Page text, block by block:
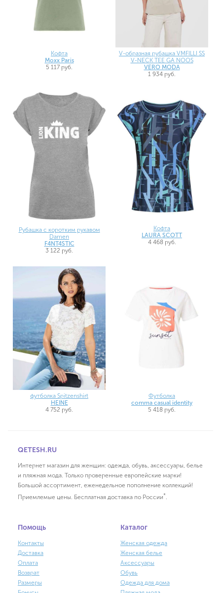
Кофта
Moxx Paris
5 117 руб.
V-образная рубашка VMFILLI SS
V-NECK TEE GA NOOS
VERO MODA
1 934 руб.
Рубашка с коротким рукавом
Damen
F4NT4STIC
3 122 руб.
Кофта
LAURA SCOTT
4 468 руб.
футболка Spitzenshirt
HEINE
4 752 руб.
Футболка
comma casual identity
5 418 руб.
QETESH.RU
Интернет магазин для женщин: одежда, обувь, аксессуары, белье
и пляжная мода. Только проверенные европейские марки!
Большой ассортимент, еженедельное пополнение коллекций!
Приемлемые цены. Бесплатная доставка по России*.
Помощь
Контакты
Доставка
Оплата
Возврат
Размеры
Каталог
Женская одежда
Женская белье
Аксессуары
Обувь
Одежда для дома